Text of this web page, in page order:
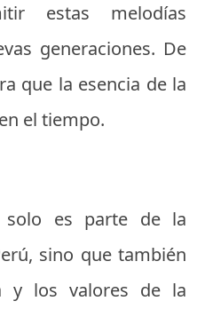
estas melodías
generaciones. De
que la esencia de la
el tiempo.
solo es parte de la
sino que también
y los valores de la